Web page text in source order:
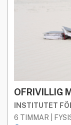
OFRIVILLIG
INSTITUTET
6 TIMMAR |